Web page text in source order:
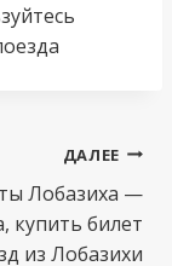
ДАЛЕЕ
Лобазиха —
купить билет
из Лобазихи